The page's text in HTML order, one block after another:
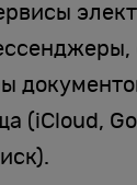
(iCloud,